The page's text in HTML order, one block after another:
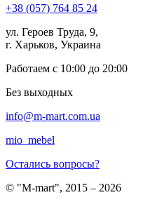
+38 (057) 764 85 24
ул. Героев Труда, 9,
г. Харьков, Украина
Работаем с 10:00 до 20:00
Без выходных
info@m-mart.com.ua
mio_mebel
Остались вопросы?
© "M-mart", 2015 – 2026